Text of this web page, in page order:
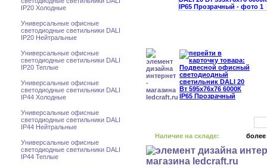
IP20 Холодные
Универсальные офисные
светодиодные светильники DALI
IP20 Нейтральные
Универсальные офисные
светодиодные светильники DALI
IP20 Теплые
Универсальные офисные
светодиодные светильники DALI
IP44 Холодные
Универсальные офисные
светодиодные светильники DALI
IP44 Нейтральные
Универсальные офисные
светодиодные светильники DALI
IP44 Теплые
Наличие на складе: более